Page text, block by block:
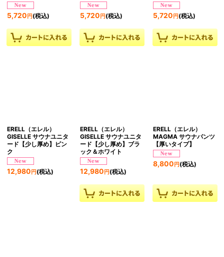
5,720 円 (税込) 5,720 円(税込) 5,720 円(税込)
ERELL（エレル）
GISELLE サウナユニタ
ード【少し厚め】ピン
ク
12,980 円 (税込)
ERELL（エレル）
GISELLE サウナユニタ
ード【少し厚め】ブラ
ック＆ホワイト
12,980 円(税込)
ERELL（エレル）
MAGMA サウナパンツ
【厚いタイプ】
8,800 円(税込)